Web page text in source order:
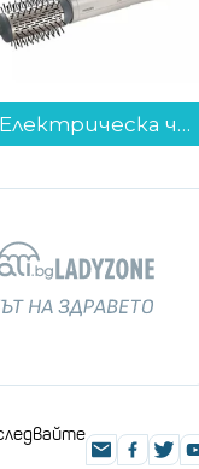
Електрическа четка за коса Philips BHA710/00 , 1000 W...